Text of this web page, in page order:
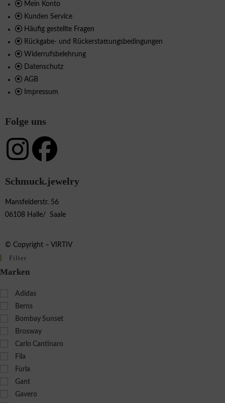
Mein Konto
Kunden Service
Häufig gestellte Fragen
Rückgabe- und Rückerstattungsbedingungen
Widerrufsbelehrung
Datenschutz
AGB
Impressum
Folge uns
Schmuck.jewelry
Mansfelderstr. 56
06108 Halle/ Saale
© Copyright – VIRTIV
Filter
Marken
Adidas
Berns
Bombay Sunset
Brosway
Carlo Cantinaro
Fila
Furla
Gant
Gavero